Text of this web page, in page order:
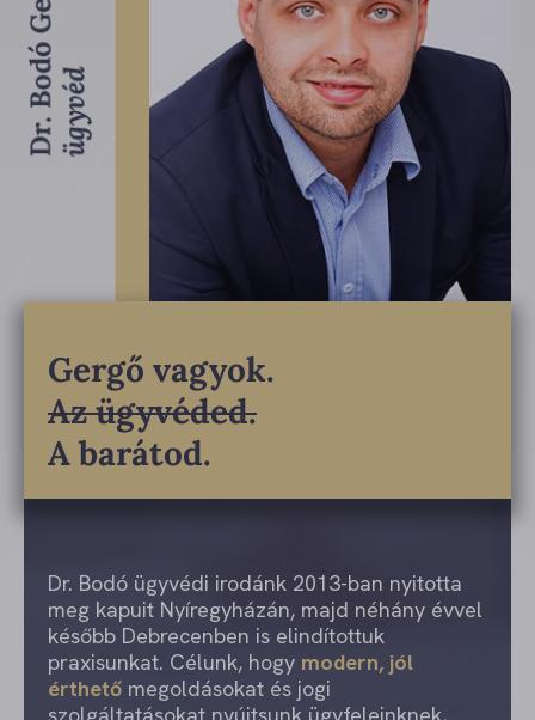
Gergő vagyok.
Az ügyvéded.
A barátod.
Dr. Bodó ügyvédi irodánk 2013-ban nyitotta
meg kapuit Nyíregyházán, majd néhány évvel
később Debrecenben is elindítottuk
praxisunkat. Célunk, hogy modern, jól
érthetőmegoldásokat és jogi